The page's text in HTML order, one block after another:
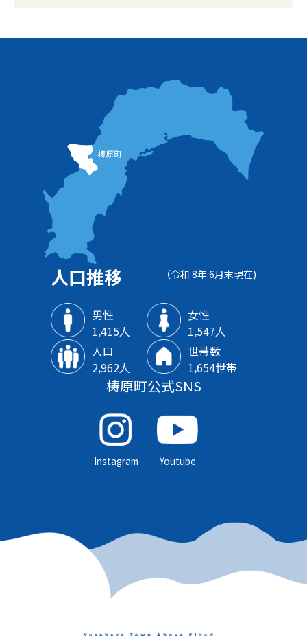
人口推移 （令和 8年 6月末現在)
男性
1‚415人
女性
1‚547人
人口
2‚962人
世帯数
1‚654世帯
梼原町公式SNS
Instagram Youtube